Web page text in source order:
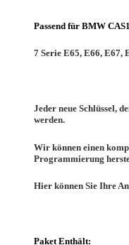
Passend für BMW
7 Serie E65, E66, E67,
Jeder neue Schlüssel,
werden.
Wir können einen
Programmierung
Hier können Sie Ihre
Paket Enthält: